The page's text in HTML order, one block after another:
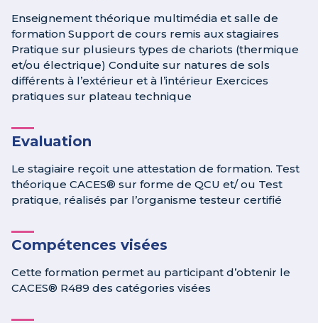
Enseignement théorique multimédia et salle de
formation Support de cours remis aux stagiaires
Pratique sur plusieurs types de chariots (thermique
et/ou électrique) Conduite sur natures de sols
différents à l’extérieur et à l’intérieur Exercices
pratiques sur plateau technique
Evaluation
Le stagiaire reçoit une attestation de formation. Test
théorique CACES® sur forme de QCU et/ ou Test
pratique, réalisés par l’organisme testeur certifié
Compétences visées
Cette formation permet au participant d’obtenir le
CACES® R489 des catégories visées